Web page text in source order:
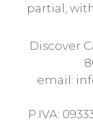
partial,
Discover
email:
P.IVA: